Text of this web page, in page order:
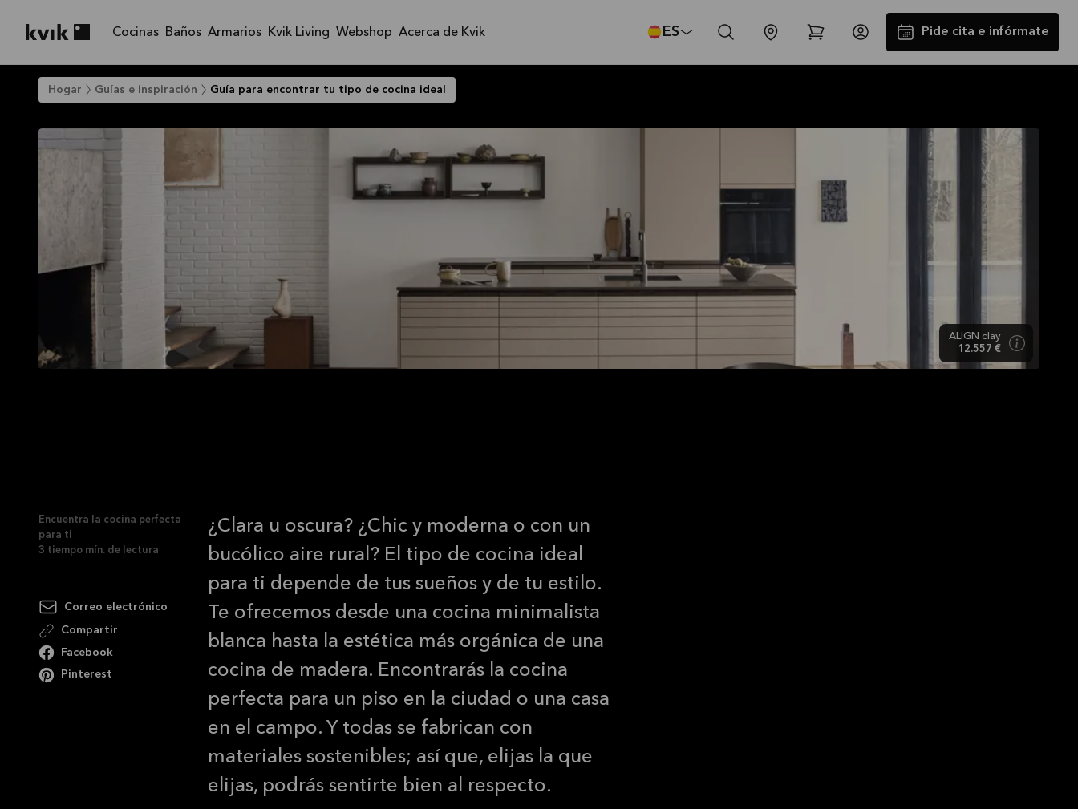
Cocinas Baños Armarios Kvik Living Webshop Acerca de Kvik ES Pide cita e infórmate
Instalación y Transporte GRATIS
31/08/2026
Ver más
Hogar Guías e inspiración Guía para encontrar tu tipo de cocina ideal
ALIGN clay
12.557 €
Encuentra la cocina perfecta
para ti
3 tiempo mín. de lectura
Correo electrónico
Compartir
Facebook
Pinterest
¿Clara u oscura? ¿Chic y moderna o con un
bucólico aire rural? El tipo de cocina ideal
para ti depende de tus sueños y de tu estilo.
Te ofrecemos desde una cocina minimalista
blanca hasta la estética más orgánica de una
cocina de madera. Encontrarás la cocina
perfecta para un piso en la ciudad o una casa
en el campo. Y todas se fabrican con
materiales sostenibles; así que, elijas la que
elijas, podrás sentirte bien al respecto.